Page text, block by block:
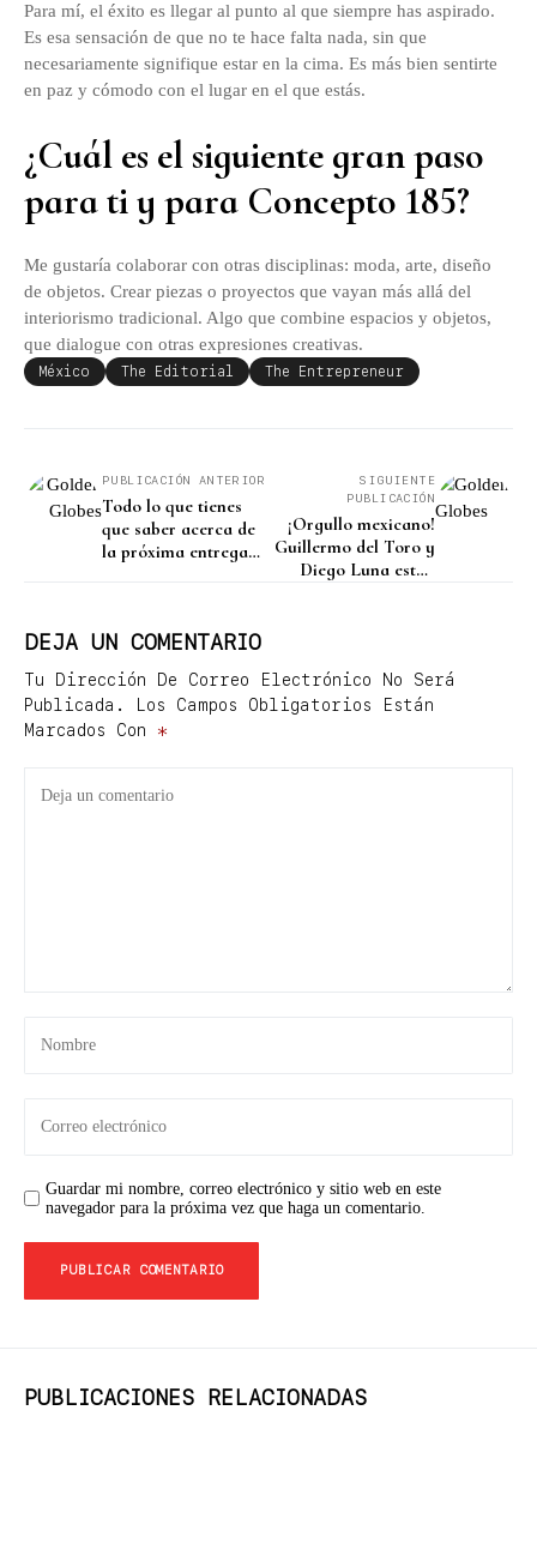
Para mí, el éxito es llegar al punto al que siempre has aspirado.
Es esa sensación de que no te hace falta nada, sin que
necesariamente signifique estar en la cima. Es más bien sentirte
en paz y cómodo con el lugar en el que estás.
¿Cuál es el siguiente gran paso
para ti y para Concepto 185?
Me gustaría colaborar con otras disciplinas: moda, arte, diseño
de objetos. Crear piezas o proyectos que vayan más allá del
interiorismo tradicional. Algo que combine espacios y objetos,
que dialogue con otras expresiones creativas.
México The Editorial The Entrepreneur
PUBLICACIÓN ANTERIOR
Todo lo que tienes
que saber acerca de
la próxima entrega
SIGUIENTE
PUBLICACIÓN
¡Orgullo mexicano!
Guillermo del Toro y
Diego Luna están
DEJA UN COMENTARIO
Tu Dirección De Correo Electrónico No Será
Publicada.
Los Campos Obligatorios Están
Marcados Con *
Guardar mi nombre, correo electrónico y sitio web en este
navegador para la próxima vez que haga un comentario.
PUBLICACIONES RELACIONADAS